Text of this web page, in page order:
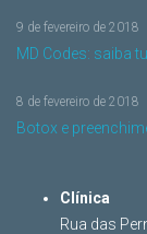
MD Codes: saiba
9 de fevereiro de 2018
Botox e
8 de fevereiro de 2018
Clínica
Rua das